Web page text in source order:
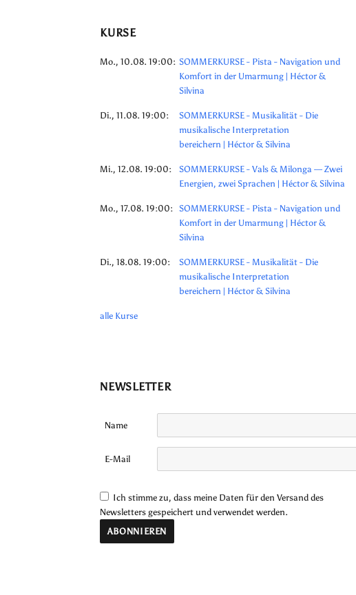
KURSE
Mo., 10.08. 19:00: SOMMERKURSE - Pista - Navigation und
Komfort in der Umarmung | Héctor &
Silvina
Di., 11.08. 19:00:
SOMMERKURSE - Musikalität - Die
musikalische Interpretation
bereichern | Héctor & Silvina
Mi., 12.08. 19:00:
SOMMERKURSE - Vals & Milonga — Zwei
Energien, zwei Sprachen | Héctor & Silvina
Mo., 17.08. 19:00: SOMMERKURSE - Pista - Navigation und
Komfort in der Umarmung | Héctor &
Silvina
Di., 18.08. 19:00:
SOMMERKURSE - Musikalität - Die
musikalische Interpretation
bereichern | Héctor & Silvina
alle Kurse
NEWSLETTER
Name
E-Mail
Ich stimme zu, dass meine Daten für den Versand des
Newsletters gespeichert und verwendet werden.